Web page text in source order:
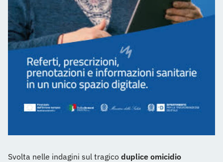
Svolta nelle indagini sul tragico duplice omicidio